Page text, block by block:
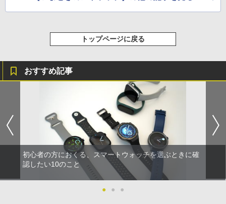
トップページに戻る
おすすめ記事
初心者の方におくる、スマートウォッチを選ぶときに確
認したい10のこと
● ● ●